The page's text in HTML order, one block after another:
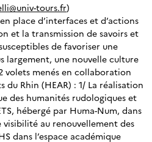
tours.fr)
place d’interfaces et d’actions
et la transmission de savoirs et
de favoriser une
largement, une nouvelle culture
volets menés en collaboration
du Rhin (HEAR) : 1/ La réalisation
des humanités rudologiques et
hébergé par Huma-Num, dans
au renouvellement des
dans l’espace académique